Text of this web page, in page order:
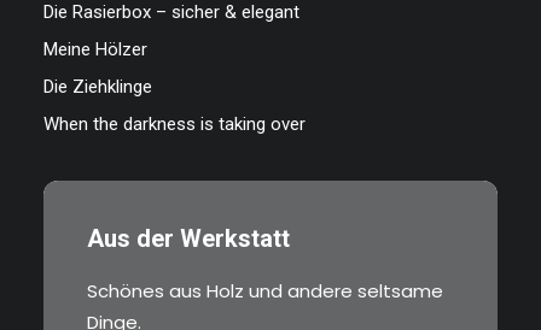
Die Rasierbox – sicher & elegant
Meine Hölzer
Die Ziehklinge
When the darkness is taking over
Aus der Werkstatt
Schönes aus Holz und andere seltsame
Dinge.